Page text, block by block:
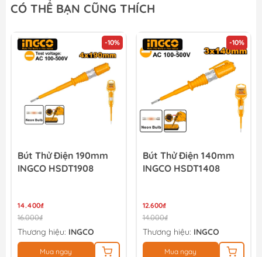
CÓ THỂ BẠN CŨNG THÍCH
-10%
Bút Thử Điện 190mm
INGCO HSDT1908
14.400₫
16.000₫
Thương hiệu: INGCO
Mua ngay
-10%
Bút Thử Điện 140mm
INGCO HSDT1408
12.600₫
14.000₫
Thương hiệu: INGCO
Mua ngay